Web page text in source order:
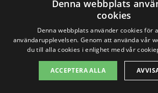
professionell för
renovera kök i
städer nära
Denna webbplats
cookies
Denna webbplats använder cookies för
användarupplevelsen. Genom att använda vår
du till alla cookies i enlighet med vår
ACCEPTERA ALLA